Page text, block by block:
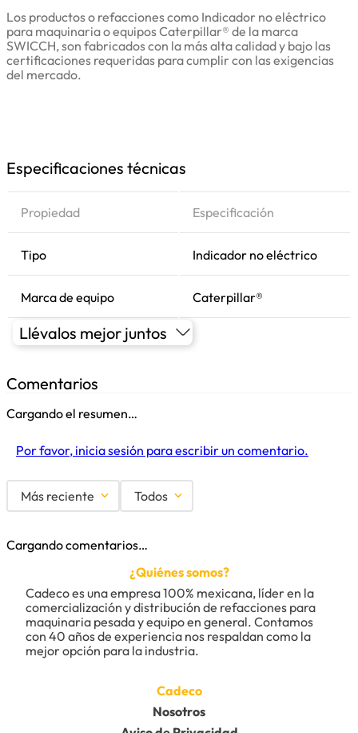
Los productos o refacciones como Indicador no eléctrico
para maquinaria o equipos Caterpillar® de la marca
SWICCH, son fabricados con la más alta calidad y bajo las
certificaciones requeridas para cumplir con las exigencias
del mercado.
Especificaciones técnicas
Propiedad Especificación
Tipo Indicador no eléctrico
Marca de equipo Caterpillar®
Llévalos mejor juntos
Comentarios
Cargando el resumen…
Por favor, inicia sesión para escribir un comentario.
Más reciente Todos
Cargando comentarios…
¿Quiénes somos?
Cadeco es una empresa 100% mexicana, líder en la
comercialización y distribución de refacciones para
maquinaria pesada y equipo en general. Contamos
con 40 años de experiencia nos respaldan como la
mejor opción para la industria.
Cadeco
Nosotros